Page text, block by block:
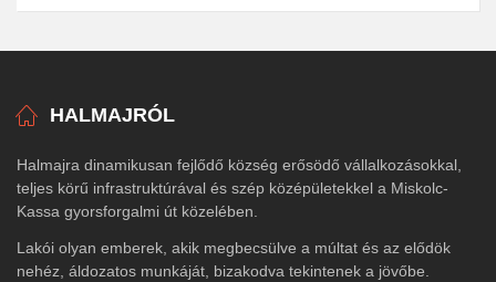
HALMAJRÓL
Halmajra dinamikusan fejlődő község erősödő vállalkozásokkal,
teljes körű infrastruktúrával és szép középületekkel a Miskolc-
Kassa gyorsforgalmi út közelében.
Lakói olyan emberek, akik megbecsülve a múltat és az elődök
nehéz, áldozatos munkáját, bizakodva tekintenek a jövőbe.